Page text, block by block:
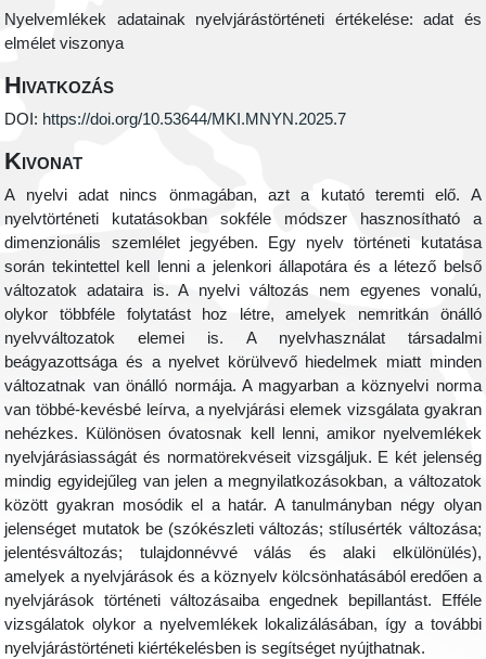
Nyelvemlékek adatainak nyelvjárástörténeti értékelése: adat és
elmélet viszonya
Hivatkozás
DOI: https://doi.org/10.53644/MKI.MNYN.2025.7
Kivonat
A nyelvi adat nincs önmagában, azt a kutató teremti elő. A
nyelvtörténeti kutatásokban sokféle módszer hasznosítható a
dimenzionális szemlélet jegyében. Egy nyelv történeti kutatása
során tekintettel kell lenni a jelenkori állapotára és a létező belső
változatok adataira is. A nyelvi változás nem egyenes vonalú,
olykor többféle folytatást hoz létre, amelyek nemritkán önálló
nyelvváltozatok elemei is. A nyelvhasználat társadalmi
beágyazottsága és a nyelvet körülvevő hiedelmek miatt minden
változatnak van önálló normája. A magyarban a köznyelvi norma
van többé-kevésbé leírva, a nyelvjárási elemek vizsgálata gyakran
nehézkes. Különösen óvatosnak kell lenni, amikor nyelvemlékek
nyelvjárásiasságát és normatörekvéseit vizsgáljuk. E két jelenség
mindig egyidejűleg van jelen a megnyilatkozásokban, a változatok
között gyakran mosódik el a határ. A tanulmányban négy olyan
jelenséget mutatok be (szókészleti változás; stílusérték változása;
jelentésváltozás; tulajdonnévvé válás és alaki elkülönülés),
amelyek a nyelvjárások és a köznyelv kölcsönhatásából eredően a
nyelvjárások történeti változásaiba engednek bepillantást. Efféle
vizsgálatok olykor a nyelvemlékek lokalizálásában, így a további
nyelvjárástörténeti kiértékelésben is segítséget nyújthatnak.